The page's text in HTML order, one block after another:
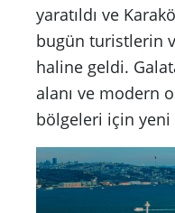
yaratıldı ve
bugün turistlerin
haline geldi.
alanı ve modern
bölgeleri için